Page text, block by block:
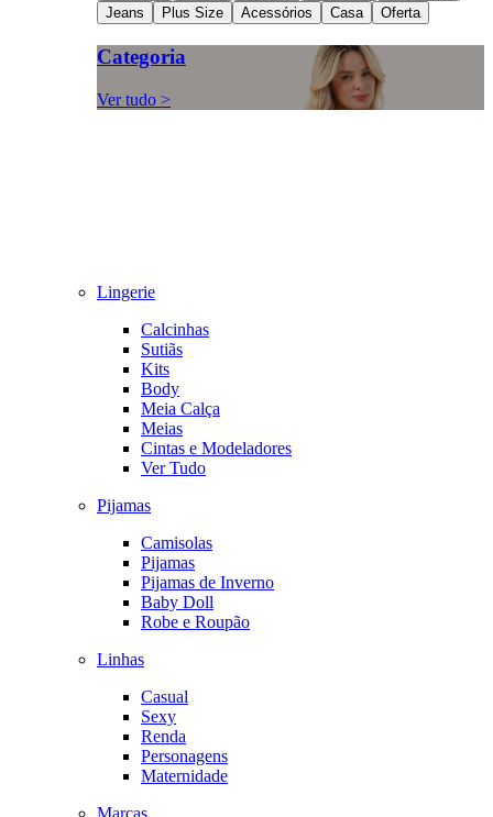
Jeans
Plus Size Acessórios Casa Oferta
Categoria
Ver tudo >
Lingerie
Calcinhas
Sutiãs
Kits
Body
Meia Calça
Meias
Cintas e Modeladores
Ver Tudo
Pijamas
Camisolas
Pijamas
Pijamas de Inverno
Baby Doll
Robe e Roupão
Linhas
Casual
Sexy
Renda
Personagens
Maternidade
Marcas